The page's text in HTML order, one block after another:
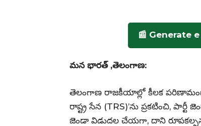
📰 Generate
మన భారత్ ,తెలంగాణ:
తెలంగాణ రాజకీయాల్లో కీలక పరిణామంగా
రాష్ట్ర సేన (TRS)’ను ప్రకటించి,
జెండా విడుదల చేయగా, దాని రూపకల్పన